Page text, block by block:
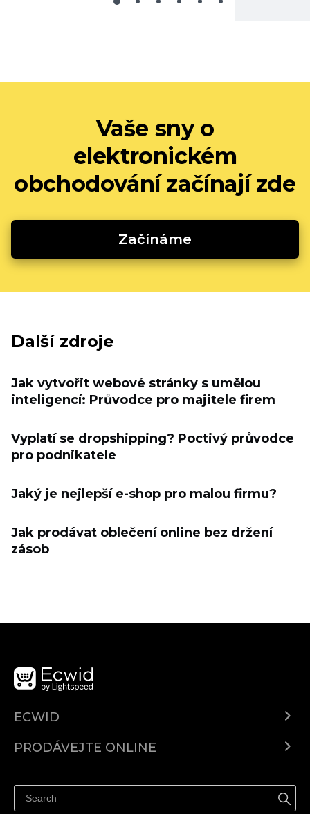
Vaše sny o
elektronickém
obchodování začínají zde
Začínáme
Další zdroje
Jak vytvořit webové stránky s umělou
inteligencí: Průvodce pro majitele firem
Vyplatí se dropshipping? Poctivý průvodce
pro podnikatele
Jaký je nejlepší e-shop pro malou firmu?
Jak prodávat oblečení online bez držení
zásob
ECWID
Ceny
PRODÁVEJTE ONLINE
Prodávejte na Facebooku
Prodávejte na Instagramu